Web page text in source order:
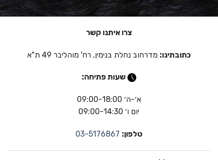
צרו איתנו קשר
כתובתינו: מדרחוב נחלת בנימין, רח' מוהליבר 49 ת"א
שעות פתיחה:
א׳-ה׳ 09:00-18:00
יום ו׳ 09:00-14:30
טלפון: 03-5176867